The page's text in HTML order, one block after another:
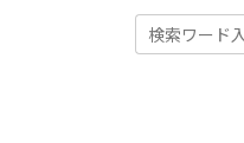
2021年 4月12日
ウガンダ
「デステ